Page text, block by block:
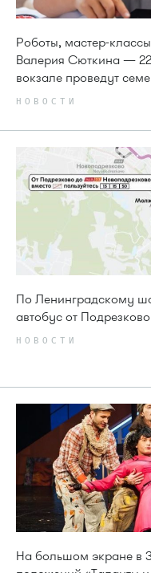
Роботы, мастер-
Валерия Сюткина —
вокзале проведут
НОВОСТИ
По Ленинградскому
автобус от
НОВОСТИ
На большом экране в